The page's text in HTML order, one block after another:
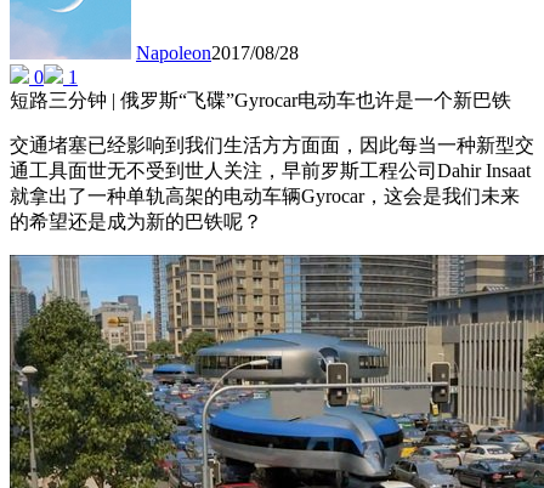
Napoleon2017/08/28
0
1
短路三分钟 | 俄罗斯“飞碟”Gyrocar电动车也许是一个新巴铁
交通堵塞已经影响到我们生活方方面面，因此每当一种新型交
通工具面世无不受到世人关注，早前罗斯工程公司Dahir Insaat
就拿出了一种单轨高架的电动车辆Gyrocar，这会是我们未来
的希望还是成为新的巴铁呢？